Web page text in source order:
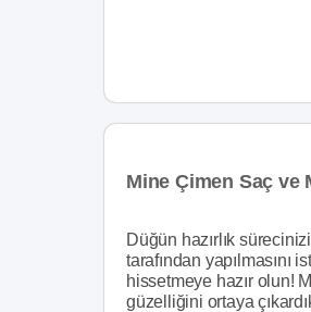
Mine Çimen Saç ve
Düğün hazırlık
tarafından
hissetmeye hazır olun!
güzelliğini ortaya